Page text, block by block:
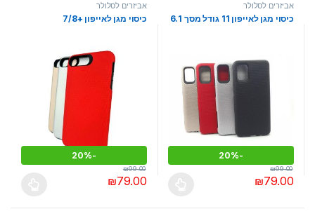
אביזרים לסלולר
כיסוי מגן לאייפון 11 גודל מסך 6.1
-
20%
₪79.00
₪99.00
אביזרים לסלולר
כיסוי מגן לאייפון +7/8
-
20%
₪79.00
₪99.00